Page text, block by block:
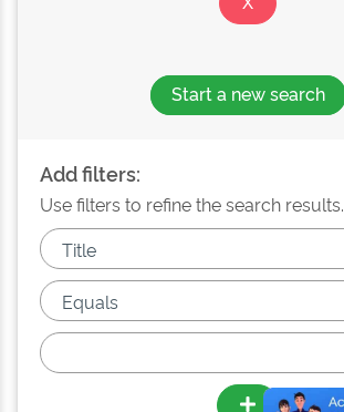
Start a new search
Add filters:
Use filters to refine the search results.